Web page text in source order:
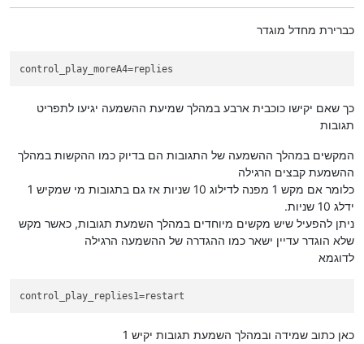
כברירת מחדל מוגדר
control_play_moreA4=replies
כך שאם יקישו כוכבית ארבע במהלך שמיעת ההשמעה יגיעו לתפריט
תגובות
המקשים במהלך ההשמעה של התגובות הם בדיוק כמו ההקשות במהלך
ההשמעת קבצים הרגילה
כלומר אם מקש 1 מפנה לדילוג 10 שניות אז גם בתגובות מי שמקיש 1
ידלג 10 שניות.
ניתן להפעיל שיש מקשים מיוחדים במהלך השמעת תגובות, כאשר מקש
שלא הוגדר עדיין ישאר כמו ההגדרה של ההשמעה הרגילה
לדוגמא
control_play_replies1=restart
כאן כתוב שמידה ובמהלך השמעת תגובות יקיש 1